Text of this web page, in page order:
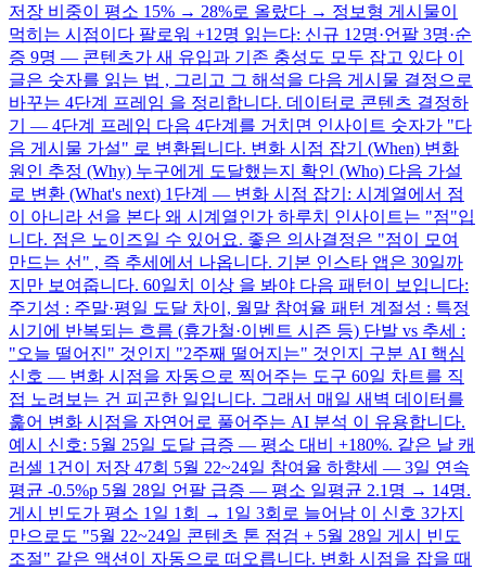
저장 비중이 평소 15% → 28%로 올랐다 → 정보형 게시물이
먹히는 시점이다 팔로워 +12명 읽는다: 신규 12명·언팔 3명·순
증 9명 — 콘텐츠가 새 유입과 기존 충성도 모두 잡고 있다 이
글은 숫자를 읽는 법 , 그리고 그 해석을 다음 게시물 결정으로
바꾸는 4단계 프레임 을 정리합니다. 데이터로 콘텐츠 결정하
기 — 4단계 프레임 다음 4단계를 거치면 인사이트 숫자가 "다
음 게시물 가설" 로 변환됩니다. 변화 시점 잡기 (When) 변화
원인 추정 (Why) 누구에게 도달했는지 확인 (Who) 다음 가설
로 변환 (What's next) 1단계 — 변화 시점 잡기: 시계열에서 점
이 아니라 선을 본다 왜 시계열인가 하루치 인사이트는 "점"입
니다. 점은 노이즈일 수 있어요. 좋은 의사결정은 "점이 모여
만드는 선" , 즉 추세에서 나옵니다. 기본 인스타 앱은 30일까
지만 보여줍니다. 60일치 이상 을 봐야 다음 패턴이 보입니다:
주기성 : 주말·평일 도달 차이, 월말 참여율 패턴 계절성 : 특정
시기에 반복되는 흐름 (휴가철·이벤트 시즌 등) 단발 vs 추세 :
"오늘 떨어진" 것인지 "2주째 떨어지는" 것인지 구분 AI 핵심
신호 — 변화 시점을 자동으로 찍어주는 도구 60일 차트를 직
접 노려보는 건 피곤한 일입니다. 그래서 매일 새벽 데이터를
훑어 변화 시점을 자연어로 풀어주는 AI 분석 이 유용합니다.
예시 신호: 5월 25일 도달 급증 — 평소 대비 +180%. 같은 날 캐
러셀 1건이 저장 47회 5월 22~24일 참여율 하향세 — 3일 연속
평균 -0.5%p 5월 28일 언팔 급증 — 평소 일평균 2.1명 → 14명.
게시 빈도가 평소 1일 1회 → 1일 3회로 늘어남 이 신호 3가지
만으로도 "5월 22~24일 콘텐츠 톤 점검 + 5월 28일 게시 빈도
조절" 같은 액션이 자동으로 떠오릅니다. 변화 시점을 잡을 때